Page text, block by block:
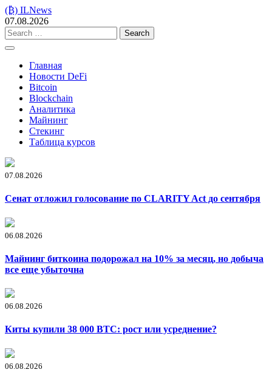
Skip
to
content
(₿) ILNews
07.08.2026
Search
for:
Главная
Новости DeFi
Bitcoin
Blockchain
Аналитика
Майнинг
Стекинг
Таблица курсов
07.08.2026
Сенат отложил голосование по CLARITY Act до сентября
06.08.2026
Майнинг биткоина подорожал на 10% за месяц, но добыча
все еще убыточна
06.08.2026
Киты купили 38 000 BTC: рост или усреднение?
06.08.2026